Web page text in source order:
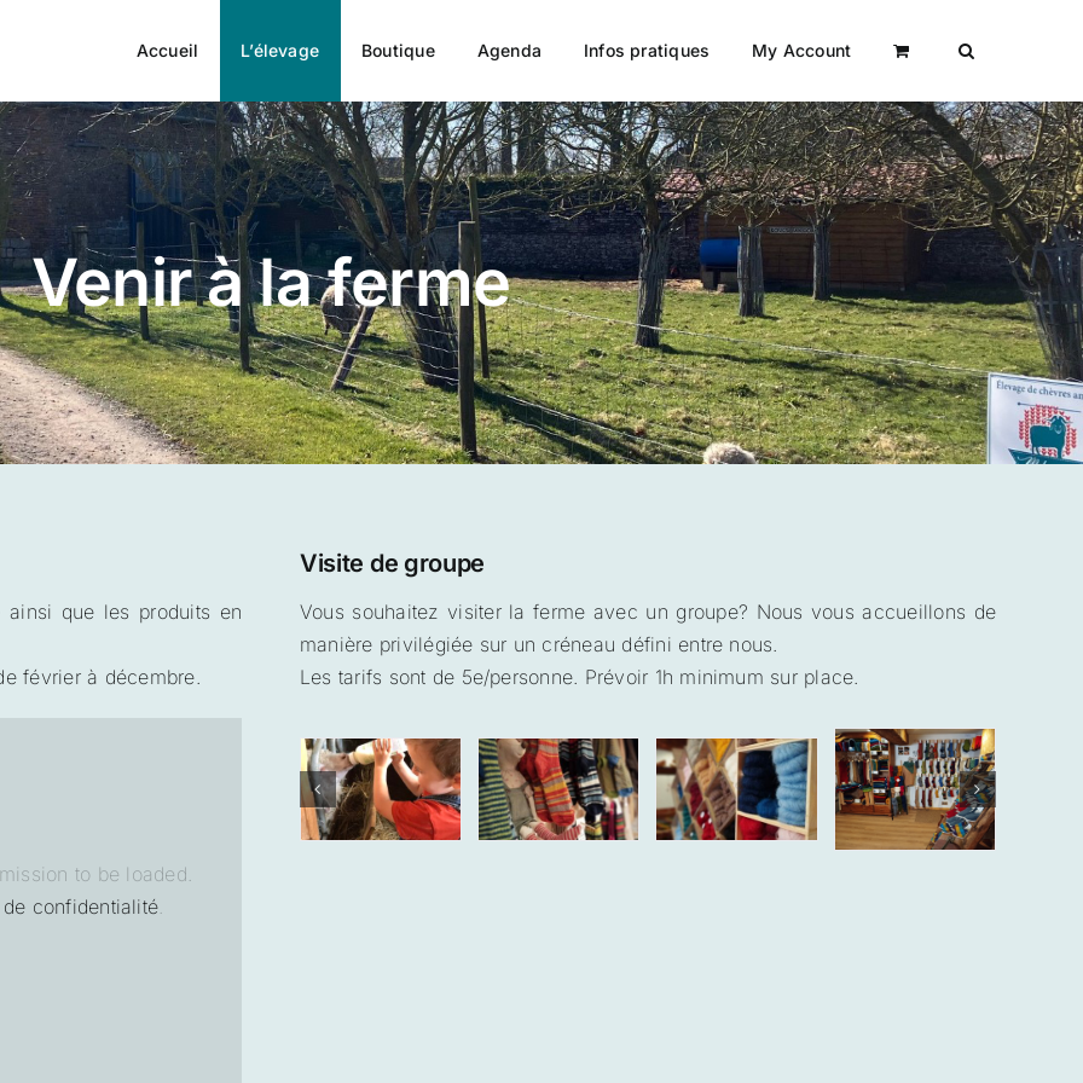
Accueil L’élevage Boutique Agenda Infos pratiques My Account
Venir à la ferme
que les produits en
février à décembre.
to be loaded.
confidentialité
Visite de groupe
Vous souhaitez visiter la ferme avec un groupe? Nous vous accueillons de
manière privilégiée sur un créneau défini entre nous.
Les tarifs sont de 5e/personne. Prévoir 1h minimum sur place.